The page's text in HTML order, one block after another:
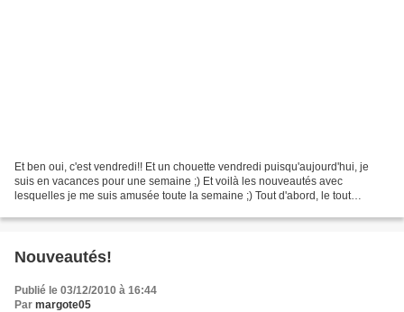
Et ben oui, c'est vendredi!! Et un chouette vendredi puisqu'aujourd'hui, je
suis en vacances pour une semaine ;) Et voilà les nouveautés avec
lesquelles je me suis amusée toute la semaine ;) Tout d'abord, le tout
Nouveautés!
Publié le 03/12/2010 à 16:44
Par margote05